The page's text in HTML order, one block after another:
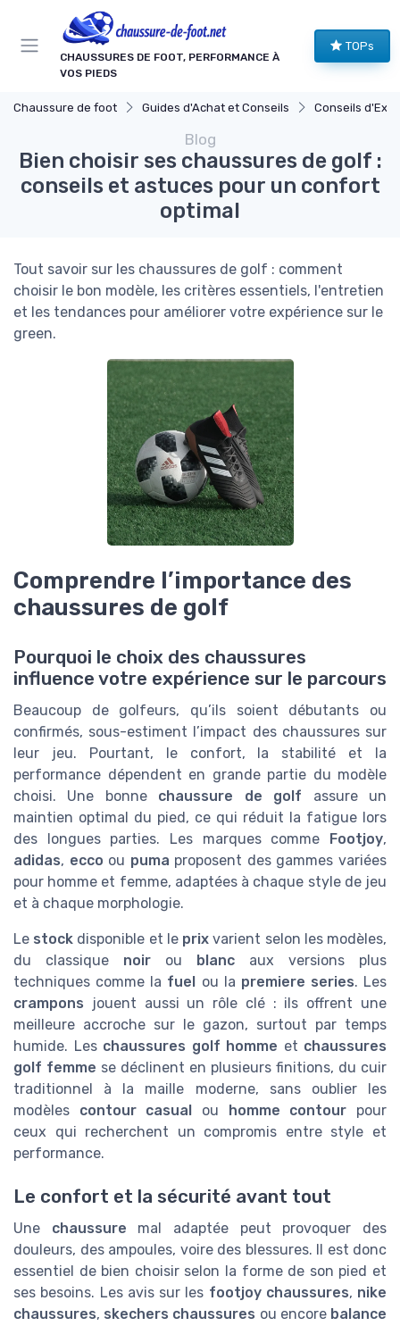
CHAUSSURES DE FOOT, PERFORMANCE À
VOS PIEDS
TOPs
Chaussure de foot Guides d'Achat et Conseils Conseils
Blog
Bien choisir ses chaussures de golf :
conseils et astuces pour un confort
optimal
Tout savoir sur les chaussures de golf : comment
choisir le bon modèle, les critères essentiels, l'entretien
et les tendances pour améliorer votre expérience sur le
green.
Comprendre l’importance des
chaussures de golf
Pourquoi le choix des chaussures
influence votre expérience sur le parcours
Beaucoup de golfeurs, qu’ils soient débutants ou
confirmés, sous-estiment l’impact des chaussures sur
leur jeu. Pourtant, le confort, la stabilité et la
performance dépendent en grande partie du modèle
choisi. Une bonne chaussure de golf assure un
maintien optimal du pied, ce qui réduit la fatigue lors
des longues parties. Les marques comme Footjoy,
adidas, ecco ou puma proposent des gammes variées
pour homme et femme, adaptées à chaque style de jeu
et à chaque morphologie.
Le stock disponible et le prix varient selon les modèles,
du classique noir ou blanc aux versions plus
techniques comme la fuel ou la premiere series. Les
crampons jouent aussi un rôle clé : ils offrent une
meilleure accroche sur le gazon, surtout par temps
humide. Les chaussures golf homme et chaussures
golf femme se déclinent en plusieurs finitions, du cuir
traditionnel à la maille moderne, sans oublier les
modèles contour casual ou homme contour pour
ceux qui recherchent un compromis entre style et
performance.
Le confort et la sécurité avant tout
Une chaussure mal adaptée peut provoquer des
douleurs, des ampoules, voire des blessures. Il est donc
essentiel de bien choisir selon la forme de son pied et
ses besoins. Les avis sur les footjoy chaussures, nike
chaussures, skechers chaussures ou encore balance
Panneau de gestion des cookies